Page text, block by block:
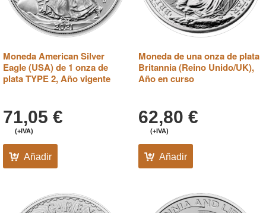
Moneda American Silver
Eagle (USA) de 1 onza de
plata TYPE 2, Año vigente
71,05 €
(+IVA)
Añadir
Moneda de una onza de plata
Britannia (Reino Unido/UK),
Año en curso
62,80 €
(+IVA)
Añadir